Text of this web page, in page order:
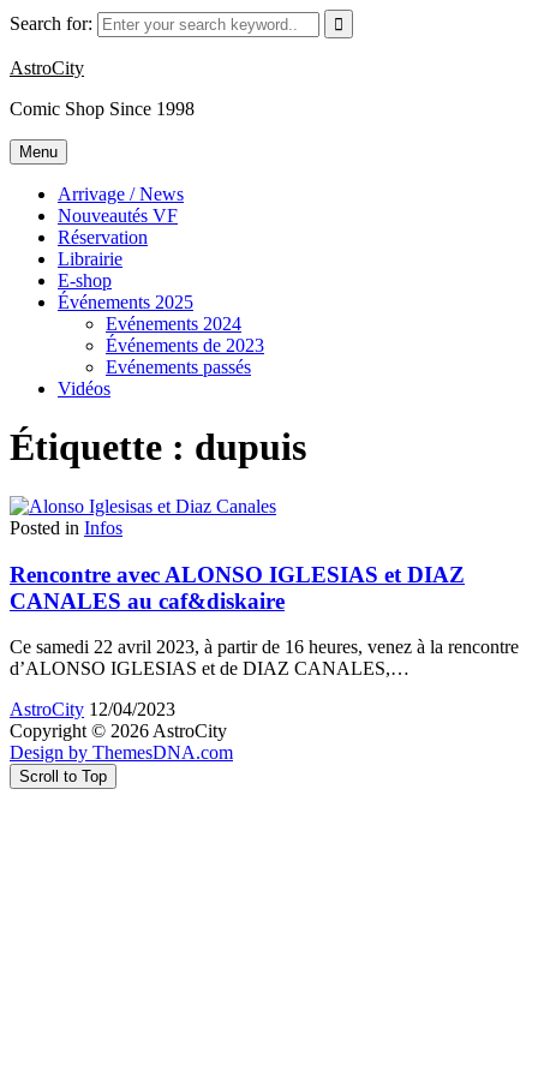
Skip
content
Search for:
AstroCity
Comic Shop Since 1998
Menu
Arrivage / News
Nouveautés VF
Réservation
Librairie
E-shop
Événements 2025
Evénements 2024
Événements de 2023
Evénements passés
Vidéos
Étiquette : dupuis
Posted in Infos
Rencontre avec ALONSO IGLESIAS et DIAZ
CANALES au caf&diskaire
Ce samedi 22 avril 2023, à partir de 16 heures, venez à la rencontre
d’ALONSO IGLESIAS et de DIAZ CANALES,…
AstroCity 12/04/2023
Copyright © 2026 AstroCity
Design by ThemesDNA.com
Scroll to Top